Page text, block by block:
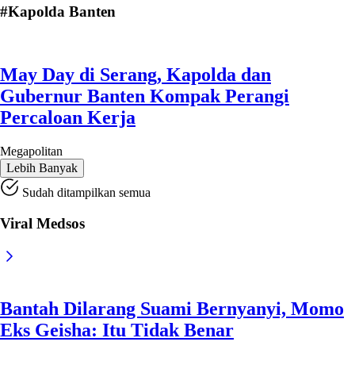
#Kapolda Banten
May Day di Serang, Kapolda dan
Gubernur Banten Kompak Perangi
Percaloan Kerja
Megapolitan
Lebih Banyak
Sudah ditampilkan semua
Viral Medsos
Bantah Dilarang Suami Bernyanyi, Momo
Eks Geisha: Itu Tidak Benar